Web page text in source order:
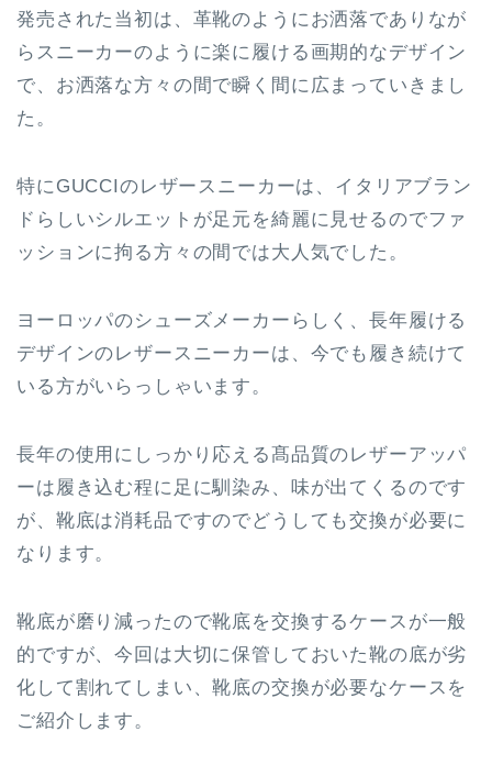
発売された当初は、革靴のようにお洒落でありなが
らスニーカーのように楽に履ける画期的なデザイン
で、お洒落な方々の間で瞬く間に広まっていきまし
た。
特にGUCCIのレザースニーカーは、イタリアブラン
ドらしいシルエットが足元を綺麗に見せるのでファ
ッションに拘る方々の間では大人気でした。
ヨーロッパのシューズメーカーらしく、長年履ける
デザインのレザースニーカーは、今でも履き続けて
いる方がいらっしゃいます。
長年の使用にしっかり応える髙品質のレザーアッパ
ーは履き込む程に足に馴染み、味が出てくるのです
が、靴底は消耗品ですのでどうしても交換が必要に
なります。
靴底が磨り減ったので靴底を交換するケースが一般
的ですが、今回は大切に保管しておいた靴の底が劣
化して割れてしまい、靴底の交換が必要なケースを
ご紹介します。